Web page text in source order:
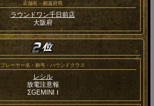
店舗名・都道府県
ラウンドワン千日前店
大阪府
プレーヤー名・称号・ハウンドクラス
レシル
放電注意報
ΣGEMINI Ⅰ